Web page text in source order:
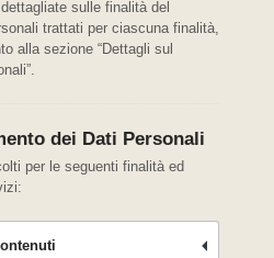
sulle finalità del
trattati per ciascuna finalità,
alla sezione “Dettagli sul
dei Dati Personali
per le seguenti finalità ed